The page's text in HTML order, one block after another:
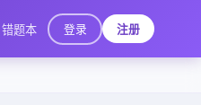
错题本 登录 注册